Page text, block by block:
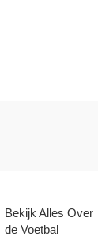
Bekijk Alles Over
de Voetbal